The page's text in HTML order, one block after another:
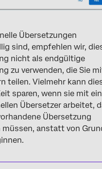
Übersetzungen
sind, empfehlen wir,
nicht als endgültige
zu verwenden, die Sie
teilen. Vielmehr kann
sparen, wenn sie mit
Übersetzer arbeitet,
Übersetzung
müssen, anstatt von